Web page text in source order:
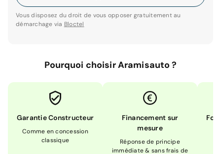
Vous disposez du droit de vous opposer gratuitement au
démarchage via Bloctel
Pourquoi choisir Aramisauto ?
Garantie Constructeur
Comme en concession
classique
Financement sur
mesure
Réponse de principe
immédiate & sans frais de